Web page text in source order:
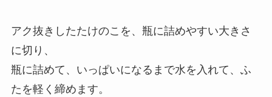
アク抜きしたたけのこを、瓶に詰めやすい大きさ
に切り、
瓶に詰めて、いっぱいになるまで水を入れて、ふ
たを軽く締めます。